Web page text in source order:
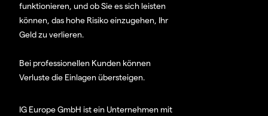
funktionieren, und ob Sie es sich leisten
können, das hohe Risiko einzugehen, Ihr
Geld zu verlieren.
Bei professionellen Kunden können
Verluste die Einlagen übersteigen.
IG Europe GmbH ist ein Unternehmen mit